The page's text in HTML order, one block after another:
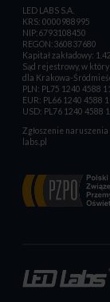
LED LABS S.A.
KRS: 0000988995
NIP:6793108450
REGON:360837680
Kapitał zakładowy:
Sąd rejestrowy, w
dla Krakowa-
PLN: PL75 1240 4588
EUR: PL66 1240 4588
USD: PL76 1240 4588
Zgłoszenie
labs.pl